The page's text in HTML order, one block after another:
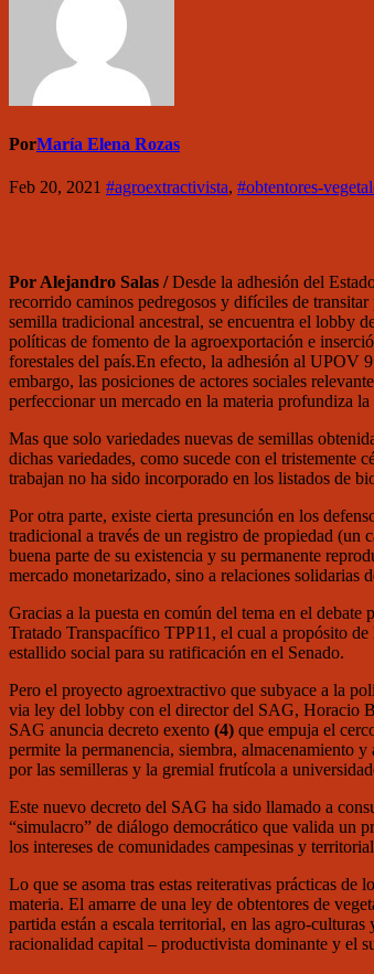
PorMaría Elena Rozas
Feb 20, 2021 #agroextractivista, #obtentores-
Por Alejandro Salas /Desde la adhesión del
recorrido caminos pedregosos y difíciles de
semilla tradicional ancestral, se encuentra el lobby
políticas de fomento de la agroexportación e
forestales del país.En efecto, la adhesión al UPOV
embargo, las posiciones de actores sociales
perfeccionar un mercado en la materia profundiza
Mas que solo variedades nuevas de semillas
dichas variedades, como sucede con el tristemente
trabajan no ha sido incorporado en los listados de
Por otra parte, existe cierta presunción en los
tradicional a través de un registro de propiedad (un
buena parte de su existencia y su permanente
mercado monetarizado, sino a relaciones solidarias
Gracias a la puesta en común del tema en el
Tratado Transpacífico TPP11, el cual a propósito
estallido social para su ratificación en el Senado.
Pero el proyecto agroextractivo que subyace a la
via ley del lobby con el director del SAG, Horacio
SAG anuncia decreto exento (4) que empuja el
permite la permanencia, siembra, almacenamiento
por las semilleras y la gremial frutícola a
Este nuevo decreto del SAG ha sido llamado a
“simulacro” de diálogo democrático que valida un
los intereses de comunidades campesinas y
Lo que se asoma tras estas reiterativas prácticas
materia. El amarre de una ley de obtentores de
partida están a escala territorial, en las agro-
racionalidad capital – productivista dominante y el